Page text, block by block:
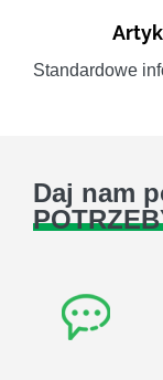
Standardowe
Daj nam